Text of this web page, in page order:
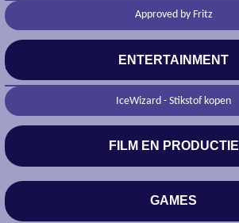
Approved by Fritz
ENTERTAINMENT
IceWizard - Stikstof kopen
FILM EN PRODUCTIE
GAMES